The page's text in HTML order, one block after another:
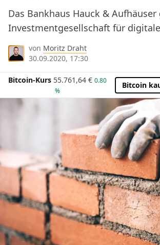
Das Bankhaus Hauck &
Investmentgesellschaft für
von Moritz Draht
30.09.2020, 17:30
Bitcoin-Kurs 55.761,64 € 0.80
%
Bitcoin